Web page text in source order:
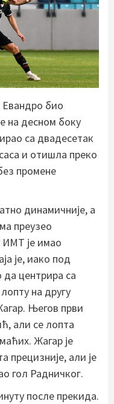
Евандро био
на десном боку
са двадесетак
и отишла преко
промене
динамичније, а
преузео
ИМТ је имао
је, иако под
центрира са
на другу
Његов први
али се лопта
Жагар је
прецизније, али је
гол Радничког.
после прекида.